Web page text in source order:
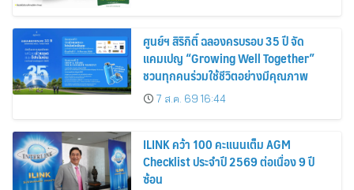
ศูนย์ฯ สิริกิติ์ ฉลองครบรอบ 35 ปี จัด
แคมเปญ “Growing Well Together”
ชวนทุกคนร่วมใช้ชีวิตอย่างมีคุณภาพ
7 ส.ค. 69 16:44
ILINK คว้า 100 คะแนนเต็ม AGM
Checklist ประจำปี 2569 ต่อเนื่อง 9 ปี
ซ้อน